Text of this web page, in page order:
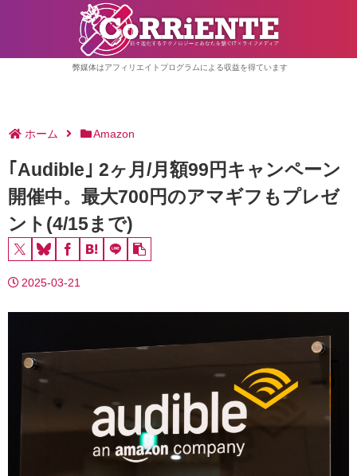
弊媒体はアフィリエイトプログラムによる収益を得ています
ホーム Amazon
｢Audible｣ 2ヶ月/月額99円キャンペーン
開催中。最大700円のアマギフもプレゼ
ント(4/15まで)
2025-03-21